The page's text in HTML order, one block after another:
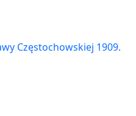
Częstochowskiej 1909.